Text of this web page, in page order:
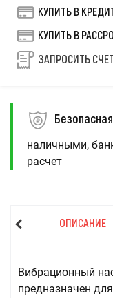
КУПИТЬ В
КУПИТЬ В
ЗАПРОСИТЬ СЧЕТ
наличными,
расчет
ОПИСАНИЕ
Вибрационный
предназначен